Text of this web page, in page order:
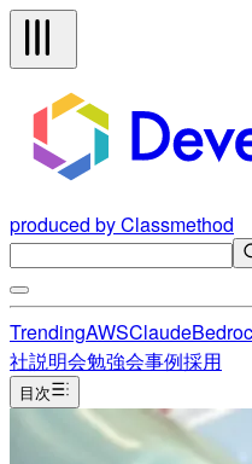
produced by Classmethod
TrendingAWSClaude
社説明会勉強会事例採用
目次